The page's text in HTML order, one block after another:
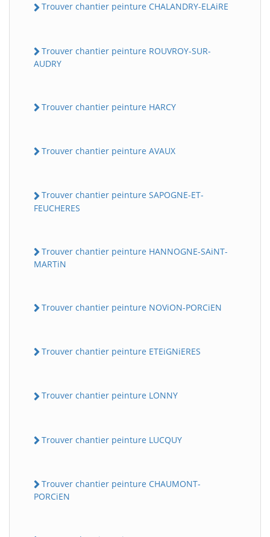
Trouver chantier peinture CHALANDRY-ELAiRE
Trouver chantier peinture ROUVROY-SUR-
AUDRY
Trouver chantier peinture HARCY
Trouver chantier peinture AVAUX
Trouver chantier peinture SAPOGNE-ET-
FEUCHERES
Trouver chantier peinture HANNOGNE-SAiNT-
MARTiN
Trouver chantier peinture NOViON-PORCiEN
Trouver chantier peinture ETEiGNiERES
Trouver chantier peinture LONNY
Trouver chantier peinture LUCQUY
Trouver chantier peinture CHAUMONT-
PORCiEN